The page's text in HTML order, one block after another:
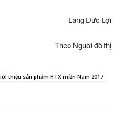
Lăng Đức Lợi
Theo Người đô thị
thiệu sản phẩm HTX miền Nam 2017